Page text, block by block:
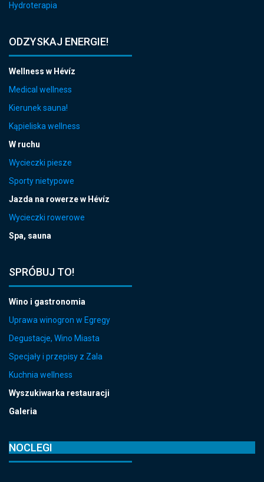
Hydroterapia
ODZYSKAJ ENERGIE!
Wellness w Hévíz
Medical wellness
Kierunek sauna!
Kąpieliska wellness
W ruchu
Wycieczki piesze
Sporty nietypowe
Jazda na rowerze w Hévíz
Wycieczki rowerowe
Spa, sauna
SPRÓBUJ TO!
Wino i gastronomia
Uprawa winogron w Egregy
Degustacje, Wino Miasta
Specjały i przepisy z Zala
Kuchnia wellness
Wyszukiwarka restauracji
Galeria
NOCLEGI